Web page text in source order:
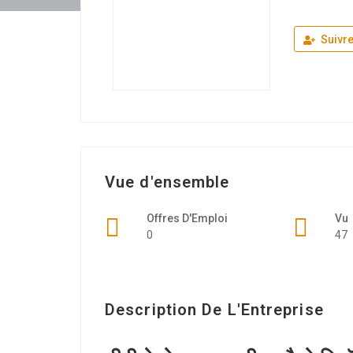
Suivre
Vue d'ensemble
Offres D'Emploi
0
Vu
47
Description De L'Entreprise